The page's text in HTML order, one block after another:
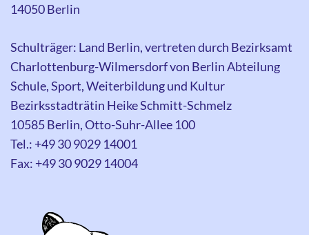
14050 Berlin
Schulträger: Land Berlin, vertreten durch Bezirksamt
Charlottenburg-Wilmersdorf von Berlin Abteilung
Schule, Sport, Weiterbildung und Kultur
Bezirksstadträtin Heike Schmitt-Schmelz
10585 Berlin, Otto-Suhr-Allee 100
Tel.: +49 30 9029 14001
Fax: +49 30 9029 14004